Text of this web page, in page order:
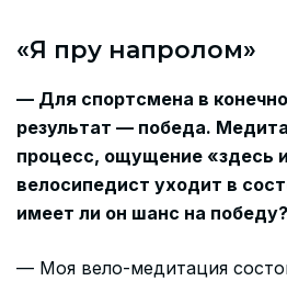
«Я пру напролом»
— Для спортсмена в
результат — победа.
процесс, ощущение «здесь
велосипедист уходит в
имеет ли он шанс на победу?
— Моя вело-медитация